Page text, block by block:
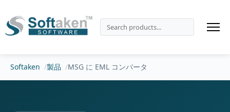
Softaken 製品 MSG に EML コンバータ